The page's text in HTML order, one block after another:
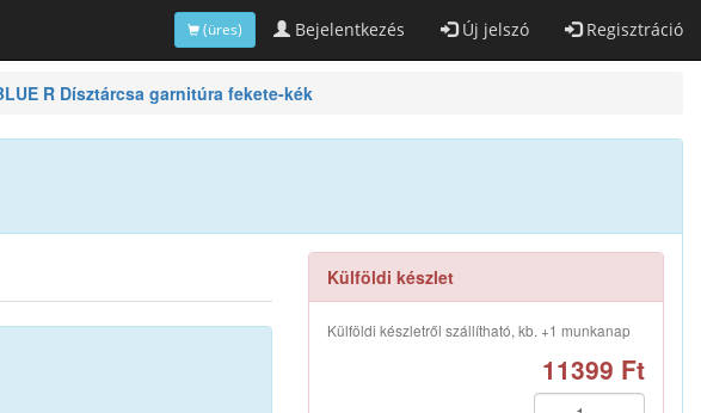
Bejelentkezés Új jelszó Regisztráció
(üres)
R Dísztárcsa garnitúra fekete-kék
Külföldi készlet
Külföldi készletről szállítható, kb. +1 munkanap
11399 Ft